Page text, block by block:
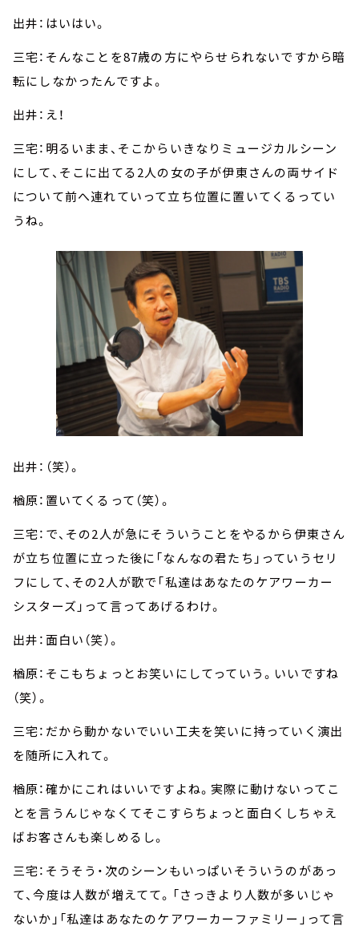
出井：はいはい。
三宅：そんなことを87歳の方にやらせられないですから暗
転にしなかったんですよ。
出井：え！
三宅：明るいまま、そこからいきなりミュージカルシーン
にして、そこに出てる2人の女の子が伊東さんの両サイド
について前へ連れていって立ち位置に置いてくるってい
うね。
出井：（笑）。
楢原：置いてくるって（笑）。
三宅：で、その2人が急にそういうことをやるから伊東さん
が立ち位置に立った後に「なんなの君たち」っていうセリ
フにして、その2人が歌で「私達はあなたのケアワーカー
シスターズ」って言ってあげるわけ。
出井：面白い（笑）。
楢原：そこもちょっとお笑いにしてっていう。いいですね
（笑）。
三宅：だから動かないでいい工夫を笑いに持っていく演出
を随所に入れて。
楢原：確かにこれはいいですよね。実際に動けないってこ
とを言うんじゃなくてそこすらちょっと面白くしちゃえ
ばお客さんも楽しめるし。
三宅：そうそう・次のシーンもいっぱいそういうのがあっ
て、今度は人数が増えてて。「さっきより人数が多いじゃ
ないか」「私達はあなたのケアワーカーファミリー」って言